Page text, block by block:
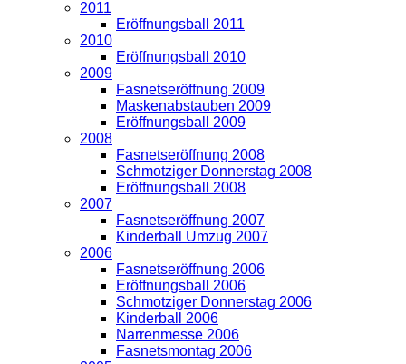
2011
Eröffnungsball 2011
2010
Eröffnungsball 2010
2009
Fasnetseröffnung 2009
Maskenabstauben 2009
Eröffnungsball 2009
2008
Fasnetseröffnung 2008
Schmotziger Donnerstag 2008
Eröffnungsball 2008
2007
Fasnetseröffnung 2007
Kinderball Umzug 2007
2006
Fasnetseröffnung 2006
Eröffnungsball 2006
Schmotziger Donnerstag 2006
Kinderball 2006
Narrenmesse 2006
Fasnetsmontag 2006